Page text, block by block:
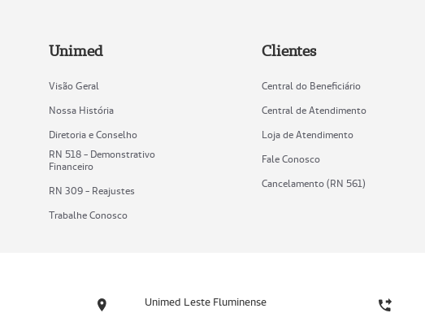
Unimed
Visão Geral
Nossa História
Diretoria e Conselho
RN 518 - Demonstrativo
Financeiro
RN 309 - Reajustes
Trabalhe Conosco
Clientes
Central do Beneficiário
Central de Atendimento
Loja de Atendimento
Fale Conosco
Cancelamento (RN 561)
Unimed Leste Fluminense